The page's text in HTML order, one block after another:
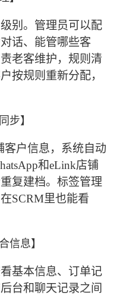
别。管理员可以配
话、能管哪些客
老客维护，规则清
按规则重新分配，
步】
客户信息，系统自动
和eLink店铺
复建档。标签管理
SCRM里也能看
信息】
基本信息、订单记
台和聊天记录之间